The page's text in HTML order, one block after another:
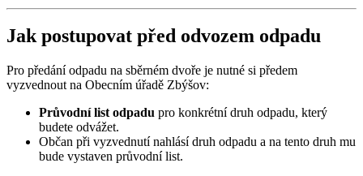
Jak postupovat před odvozem odpadu
Pro předání odpadu na sběrném dvoře je nutné si předem
vyzvednout na Obecním úřadě Zbýšov:
Průvodní list odpadu pro konkrétní druh odpadu, který
budete odvážet.
Občan při vyzvednutí nahlásí druh odpadu a na tento druh mu
bude vystaven průvodní list.